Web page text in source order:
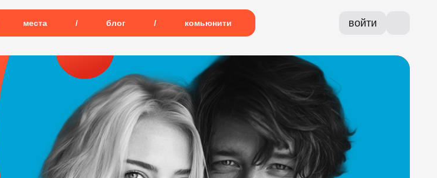
места / блог / комьюнити войти